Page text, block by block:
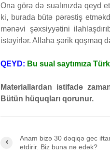
Ona görə də sualınızda qeyd
ki, burada bütə pərəstiş
mənəvi şəxsiyyətini
istəyirlər. Allaha şərik qoşmaq
QEYD: Bu sual saytımıza
Materiallardan istifadə
Bütün hüquqları qorunur.
Anam bizə 30 dəqiqə gec
etdirir. Biz buna nə edək?